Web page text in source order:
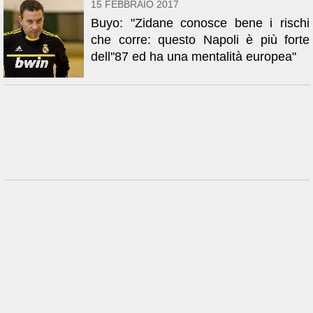
15 FEBBRAIO 2017
Buyo: "Zidane conosce bene i rischi
che corre: questo Napoli è più forte
dell''87 ed ha una mentalità europea"